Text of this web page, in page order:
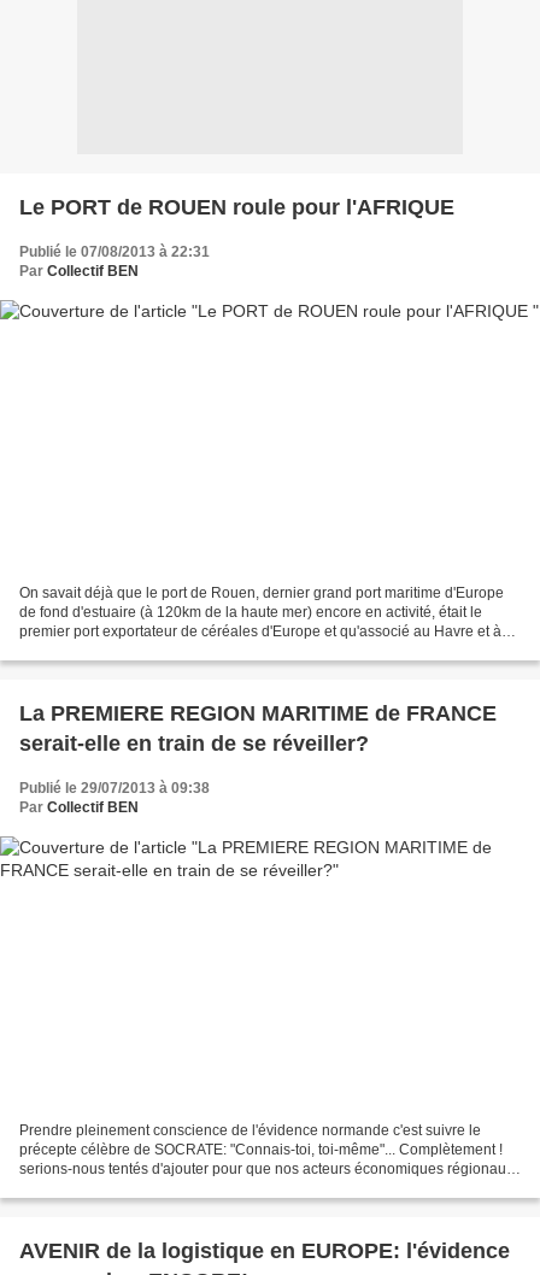
Le PORT de ROUEN roule pour l'AFRIQUE
Publié le 07/08/2013 à 22:31
Par Collectif BEN
On savait déjà que le port de Rouen, dernier grand port maritime d'Europe
de fond d'estuaire (à 120km de la haute mer) encore en activité, était le
premier port exportateur de céréales d'Europe et qu'associé au Havre et à
La PREMIERE REGION MARITIME de FRANCE
serait-elle en train de se réveiller?
Publié le 29/07/2013 à 09:38
Par Collectif BEN
Prendre pleinement conscience de l'évidence normande c'est suivre le
précepte célèbre de SOCRATE: "Connais-toi, toi-même"... Complètement !
serions-nous tentés d'ajouter pour que nos acteurs économiques régionaux
AVENIR de la logistique en EUROPE: l'évidence